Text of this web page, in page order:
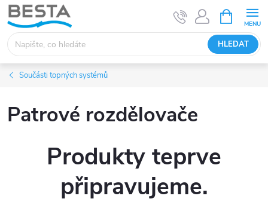
Přejít
na
obsah
HLEDAT
NÁKUPNÍ
KOŠÍK
Součásti topných systémů
Patrové rozdělovače
Produkty teprve
připravujeme.